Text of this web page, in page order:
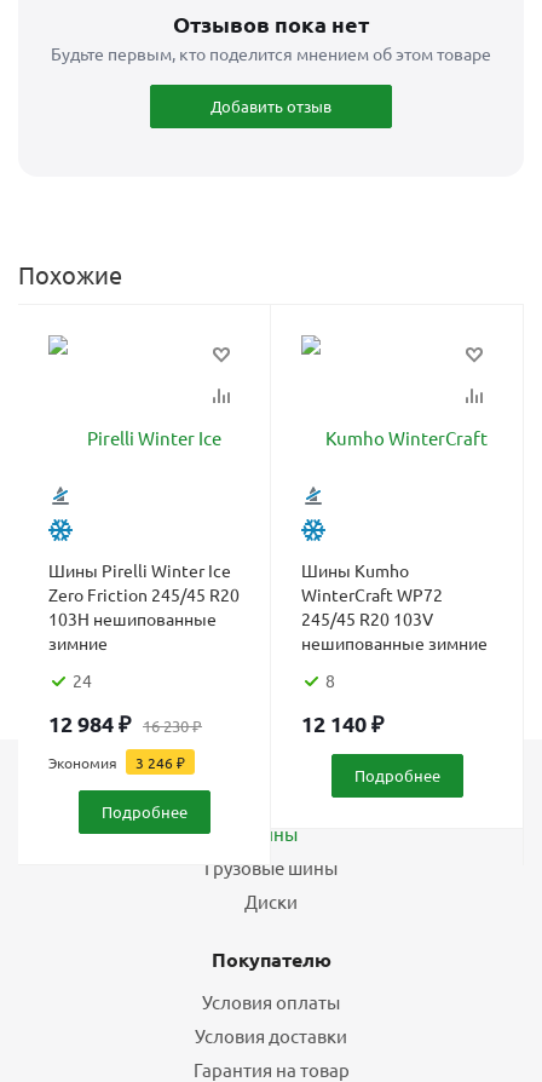
Отзывов пока нет
Будьте первым, кто поделится мнением об этом товаре
Добавить отзыв
Похожие
Шины Pirelli Winter Ice
Zero Friction 245/45 R20
103H нешипованные
зимние
24
12 984₽ 16 230₽
Экономия 3 246₽
Подробнее
Шины Kumho
WinterCraft WP72
245/45 R20 103V
нешипованные зимние
8
12 140₽
Подробнее
Шины
Грузовые шины
Диски
Покупателю
Условия оплаты
Условия доставки
Гарантия на товар